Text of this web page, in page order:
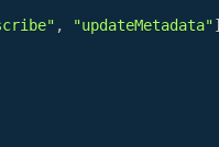
, "updateMetadata"]